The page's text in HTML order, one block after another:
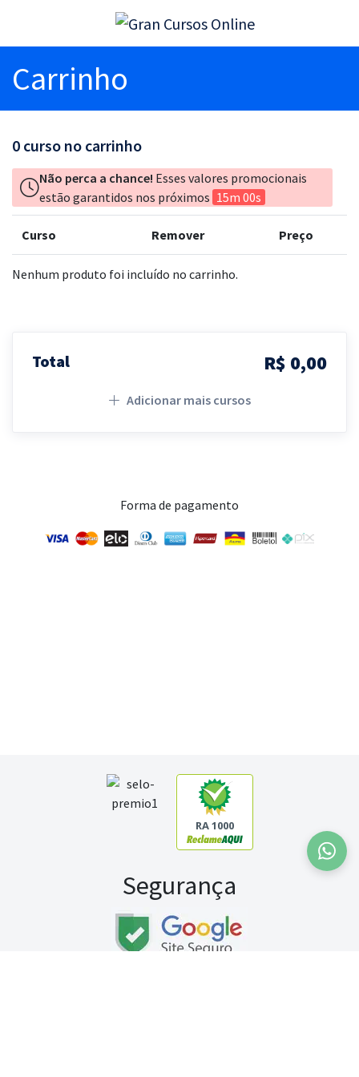
Carrinho
0 curso no carrinho
Não perca a chance! Esses valores promocionais
estão garantidos nos próximos 15m 00s
Curso Remover Preço
Nenhum produto foi incluído no carrinho.
Total R$ 0,00
Adicionar mais cursos
Forma de pagamento
RA 1000
Segurança